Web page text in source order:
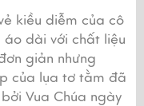
kiều diễm của cô
dài với chất liệu
giản nhưng
của lụa tơ tằm đã
Vua Chúa ngày